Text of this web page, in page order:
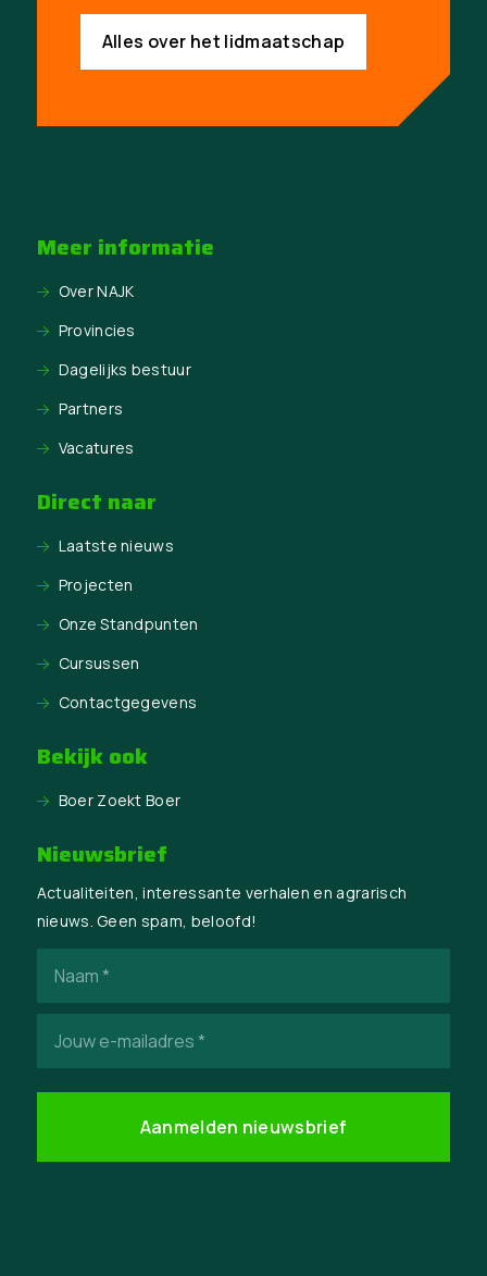
Alles over het lidmaatschap
Meer informatie
Over NAJK
Provincies
Dagelijks bestuur
Partners
Vacatures
Direct naar
Laatste nieuws
Projecten
Onze Standpunten
Cursussen
Contactgegevens
Bekijk ook
Boer Zoekt Boer
Nieuwsbrief
Actualiteiten, interessante verhalen en agrarisch
nieuws. Geen spam, beloofd!
mailadres